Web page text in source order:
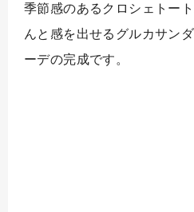
季節感のあるクロシェトー
んと感を出せるグルカサン
ーデの完成です。